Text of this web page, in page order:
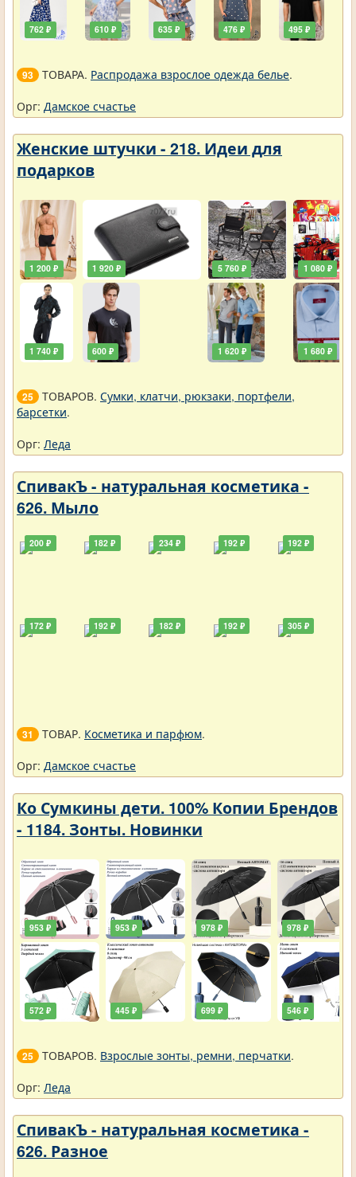
762 ₽ 610 ₽ 635 ₽ 476 ₽ 495 ₽
93 ТОВАРА. Распродажа взрослое одежда белье.
Орг: Дамское счастье
Женские штучки - 218. Идеи для
подарков
1 200 ₽
1 740 ₽
1 920 ₽
600 ₽
5 760 ₽
1 620 ₽
1 080 ₽
1 680 ₽
25 ТОВАРОВ. Сумки, клатчи, рюкзаки, портфели,
барсетки.
Орг: Леда
СпивакЪ - натуральная косметика -
626. Мыло
200 ₽
172 ₽
182 ₽
192 ₽
234 ₽
182 ₽
192 ₽
192 ₽
192 ₽
305 ₽
31 ТОВАР. Косметика и парфюм.
Орг: Дамское счастье
Ко Сумкины дети. 100% Копии Брендов
- 1184. Зонты. Новинки
953 ₽
572 ₽
953 ₽
445 ₽
978 ₽
699 ₽
978 ₽
546 ₽
25 ТОВАРОВ. Взрослые зонты, ремни, перчатки.
Орг: Леда
СпивакЪ - натуральная косметика -
626. Разное